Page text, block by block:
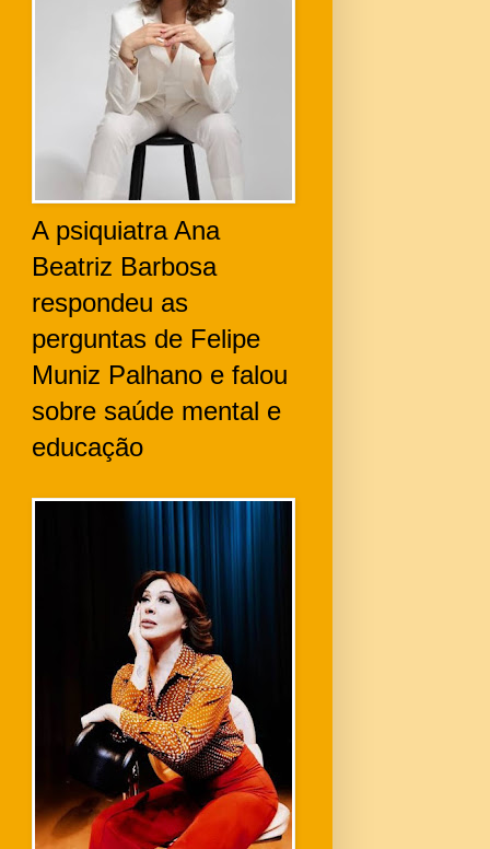
A psiquiatra Ana
Beatriz Barbosa
respondeu as
perguntas de Felipe
Muniz Palhano e falou
sobre saúde mental e
educação